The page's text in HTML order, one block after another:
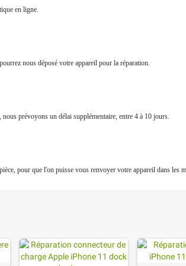
en ligne.
nous déposé votre appareil pour la réparation.
prévoyons un délai supplémentaire, entre 4 à 10 jours.
pour que l'on puisse vous renvoyer votre appareil dans les